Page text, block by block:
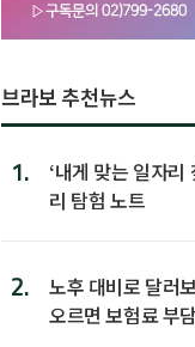
브라보 추천뉴스
1.
‘내게 맞는 일자리
리 탐험 노트
2.
노후 대비로 달러
오르면 보험료 부